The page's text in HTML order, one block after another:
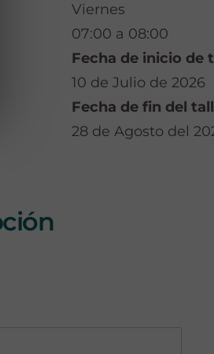
Viernes
07:00 a 08:00
Fecha de inicio de
10 de Julio de 2026
Fecha de fin del
28 de Agosto del